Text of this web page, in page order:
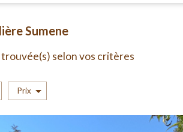
Terrains
Appartements
Mas / Propriété
Appartements
Sumene
selon vos critères
Prix